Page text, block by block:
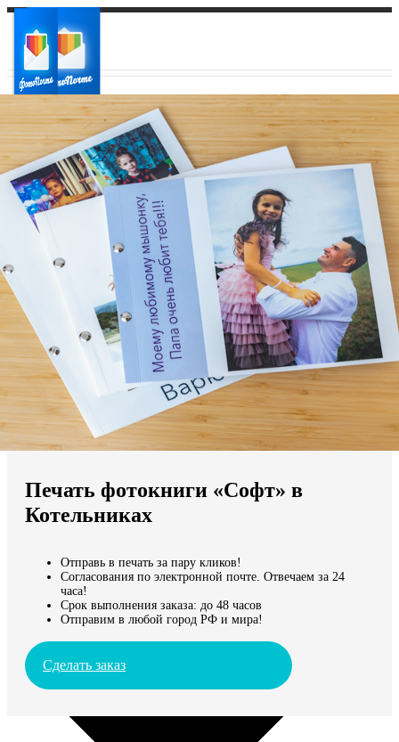
Ваш город:
Ваш регион доставки
Выберите из списка:
Мы доставляем по всему миру
Продолжить без города
Печать фотокниги «Софт» в
Котельниках
Отправь в печать за пару кликов!
Согласования по электронной почте. Отвечаем за 24
часа!
Срок выполнения заказа: до 48 часов
Отправим в любой город РФ и мира!
Сделать заказ